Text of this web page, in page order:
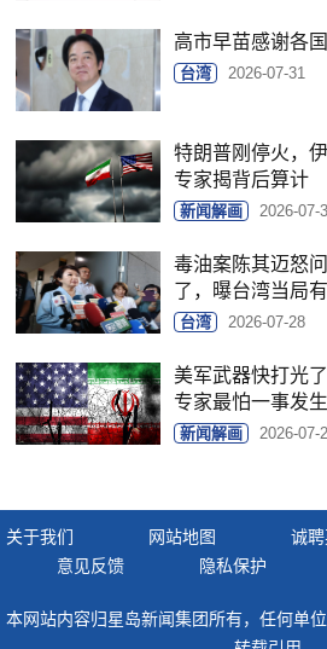
高市早苗感谢各
台湾 2026-07-31
特朗普刚停火，
专家揭背后算计
新闻解画 2026-07-
毒油案陈其迈怒
了，曝台湾当局
台湾 2026-07-28
美军武器快打光
专家最怕一事发生
新闻解画 2026-07-
关于我们 网站地图 诚
意见反馈
隐私保护
本网站内容归星岛新闻集团所有，任何单